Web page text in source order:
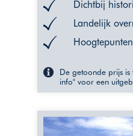
Dichtbij
Landelijk
De getoonde prijs
info" voor een